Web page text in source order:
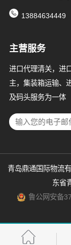
13884634449
主营服务
进口代理清关，进
主，集装箱运输、
及码头服务为一体
青岛鼎通国际物流
东省
鲁公网安备